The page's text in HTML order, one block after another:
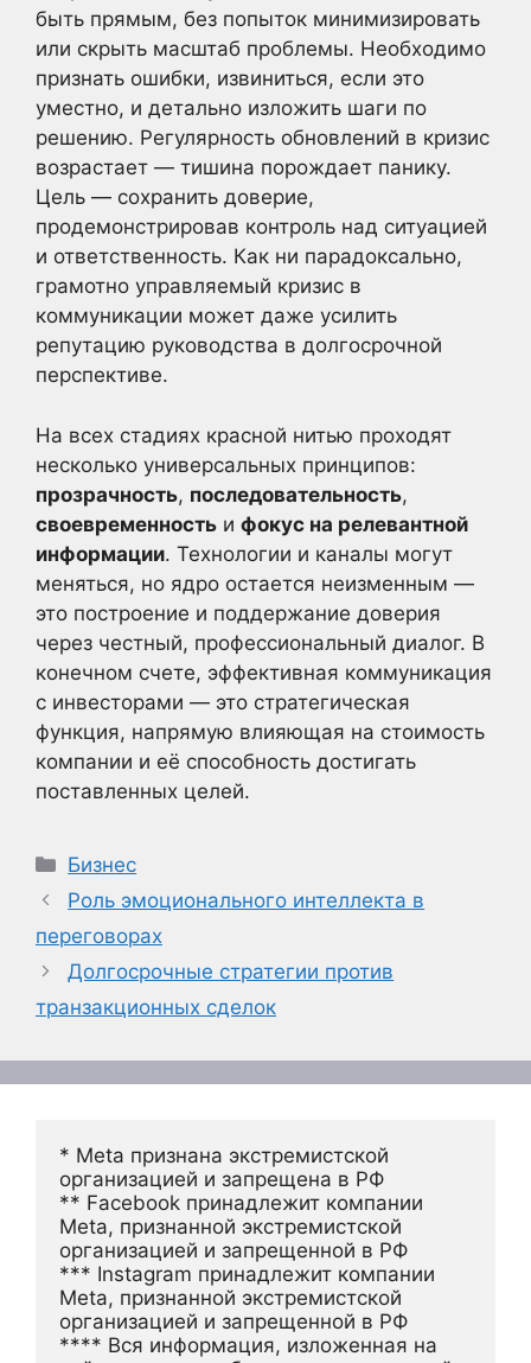
быть прямым, без попыток минимизировать
или скрыть масштаб проблемы. Необходимо
признать ошибки, извиниться, если это
уместно, и детально изложить шаги по
решению. Регулярность обновлений в кризис
возрастает — тишина порождает панику.
Цель — сохранить доверие,
продемонстрировав контроль над ситуацией
и ответственность. Как ни парадоксально,
грамотно управляемый кризис в
коммуникации может даже усилить
репутацию руководства в долгосрочной
перспективе.
На всех стадиях красной нитью проходят
несколько универсальных принципов:
прозрачность, последовательность,
своевременность и фокус на релевантной
информации. Технологии и каналы могут
меняться, но ядро остается неизменным —
это построение и поддержание доверия
через честный, профессиональный диалог. В
конечном счете, эффективная коммуникация
с инвесторами — это стратегическая
функция, напрямую влияющая на стоимость
компании и её способность достигать
поставленных целей.
Рубрики
Бизнес
Роль эмоционального интеллекта в
переговорах
Долгосрочные стратегии против
транзакционных сделок
* Meta признана экстремистской
организацией и запрещена в РФ
** Facebook принадлежит компании
Meta, признанной экстремистской
организацией и запрещенной в РФ
*** Instagram принадлежит компании
Meta, признанной экстремистской
организацией и запрещенной в РФ
**** Вся информация, изложенная на